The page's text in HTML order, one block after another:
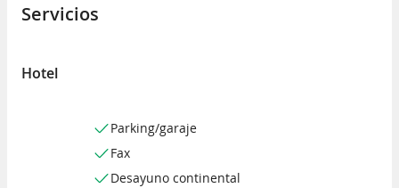
Servicios
Hotel
Parking/garaje
Fax
Desayuno continental